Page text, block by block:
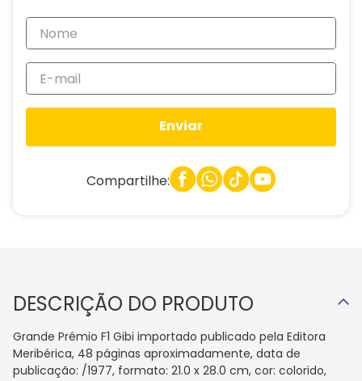
Enviar
Compartilhe:
DESCRIÇÃO DO PRODUTO
Grande Prémio F1 Gibi importado publicado pela Editora
Meribérica, 48 páginas aproximadamente, data de
publicação: /1977, formato: 21.0 x 28.0 cm, cor: colorido,